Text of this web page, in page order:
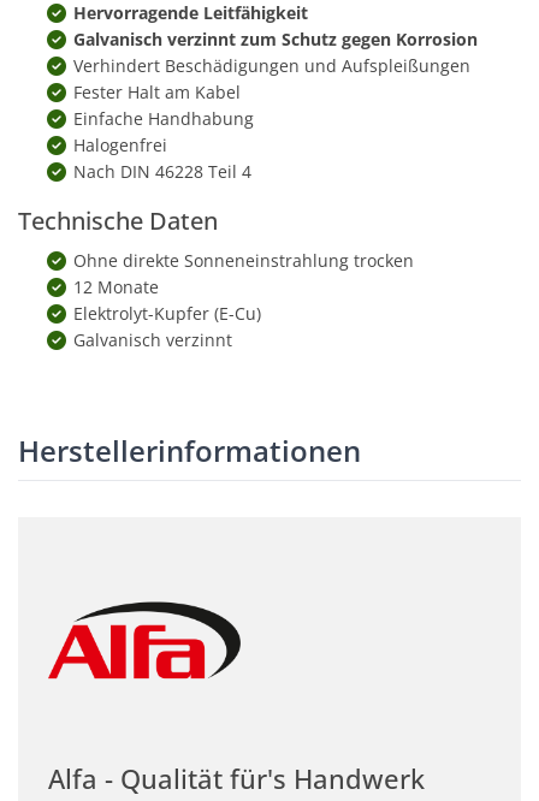
Hervorragende Leitfähigkeit
Galvanisch verzinnt zum Schutz gegen Korrosion
Verhindert Beschädigungen und Aufspleißungen
Fester Halt am Kabel
Einfache Handhabung
Halogenfrei
Nach DIN 46228 Teil 4
Technische Daten
Ohne direkte Sonneneinstrahlung trocken
12 Monate
Elektrolyt-Kupfer (E-Cu)
Galvanisch verzinnt
Herstellerinformationen
Alfa - Qualität für's Handwerk